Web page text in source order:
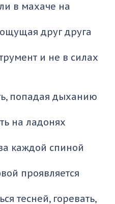
в махаче на
друг друга
и не в силах
попадая дыханию
на ладонях
каждой спиной
проявляется
тесней, горевать,